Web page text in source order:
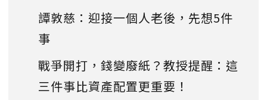
譚敦慈：迎接一個人老後，先想5件
事
戰爭開打，錢變廢紙？教授提醒：這
三件事比資產配置更重要！